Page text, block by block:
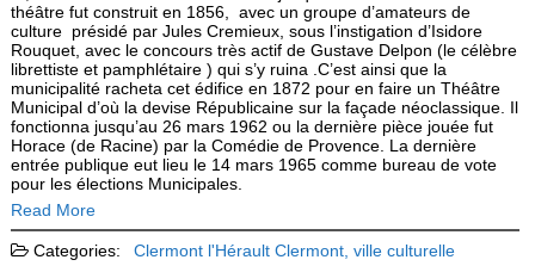
théâtre fut construit en 1856, avec un groupe d’amateurs de
culture présidé par Jules Cremieux, sous l’instigation d’Isidore
Rouquet, avec le concours très actif de Gustave Delpon (le célèbre
librettiste et pamphlétaire ) qui s’y ruina .C’est ainsi que la
municipalité racheta cet édifice en 1872 pour en faire un Théâtre
Municipal d’où la devise Républicaine sur la façade néoclassique. Il
fonctionna jusqu’au 26 mars 1962 ou la dernière pièce jouée fut
Horace (de Racine) par la Comédie de Provence. La dernière
entrée publique eut lieu le 14 mars 1965 comme bureau de vote
pour les élections Municipales.
Read More
Categories: Clermont l'Hérault Clermont, ville culturelle